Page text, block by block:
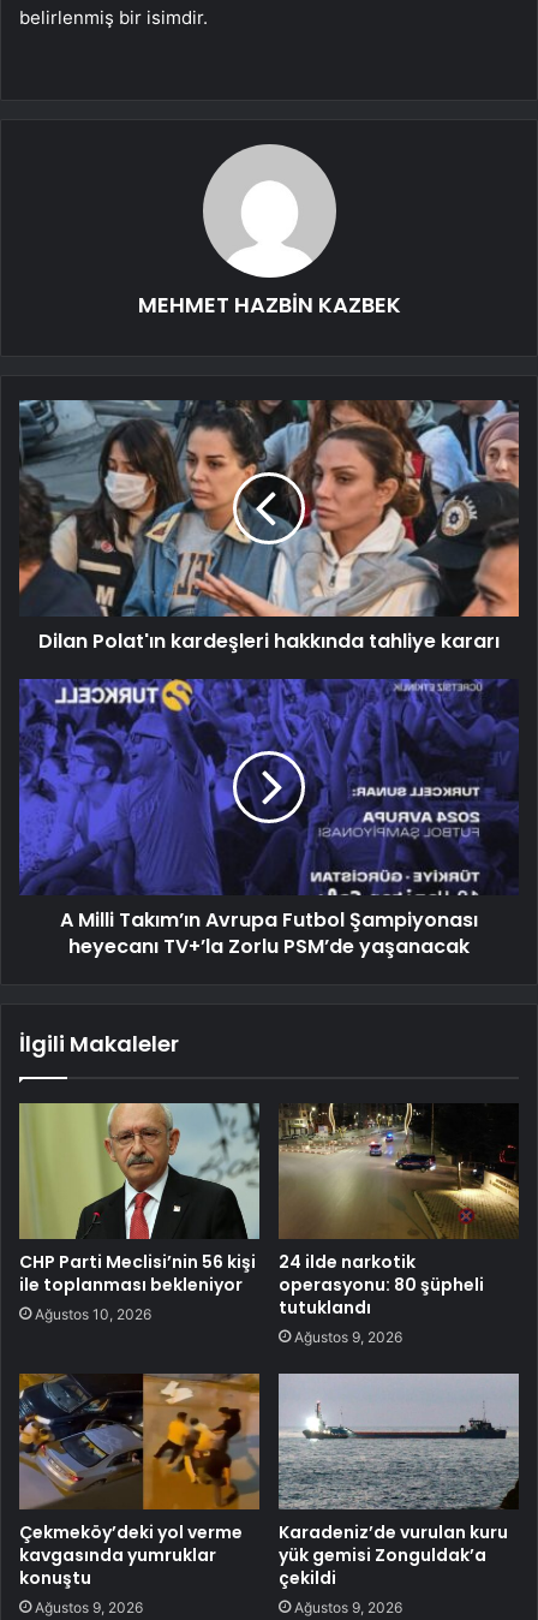
belirlenmiş bir isimdir.
MEHMET HAZBİN KAZBEK
Dilan Polat'ın kardeşleri hakkında tahliye kararı
A Milli Takım’ın Avrupa Futbol Şampiyonası
heyecanı TV+’la Zorlu PSM’de yaşanacak
İlgili Makaleler
CHP Parti Meclisi’nin 56 kişi
ile toplanması bekleniyor
Ağustos 10, 2026
24 ilde narkotik
operasyonu: 80 şüpheli
tutuklandı
Ağustos 9, 2026
Çekmeköy’deki yol verme
kavgasında yumruklar
konuştu
Ağustos 9, 2026
Karadeniz’de vurulan kuru
yük gemisi Zonguldak’a
çekildi
Ağustos 9, 2026